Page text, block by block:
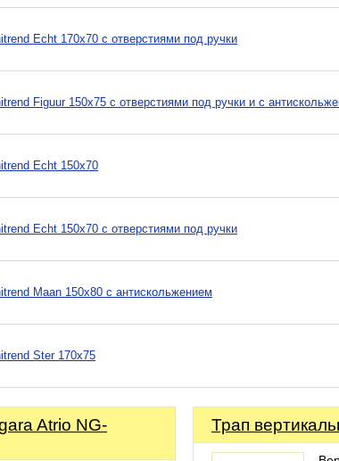
Echt 170х70 с отверстиями под ручки
Figuur 150х75 с отверстиями под ручки и с
Echt 150х70
Echt 150х70 с отверстиями под ручки
Maan 150х80 с антискольжением
Ster 170х75
Atrio NG-
Трап